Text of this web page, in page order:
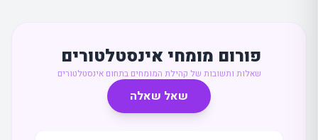
פורום מומחי אינסטלטורים
שאלות ותשובות של קהילת המומחים בתחום אינסטלטורים
שאל שאלה